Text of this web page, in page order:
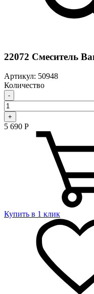
22072 Смеситель
Артикул: 50948
Количество
-
+
5 690 Р
Купить в 1 клик